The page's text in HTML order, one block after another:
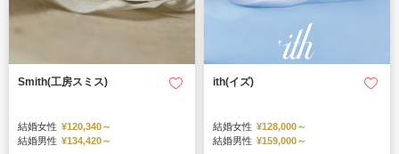
Smith(工房スミス)
結婚女性 ¥120,340～
結婚男性 ¥134,420～
ith(イズ)
結婚女性 ¥128,000～
結婚男性 ¥159,000～